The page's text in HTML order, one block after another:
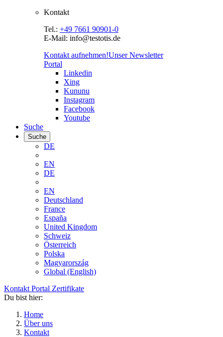
Kontakt
Tel.: +49 7661 90901-0
E-Mail: info@testotis.de
Kontakt aufnehmen!Unser Newsletter
Portal
Linkedin
Xing
Kununu
Instagram
Facebook
Youtube
Suche
Suche
DE
EN
DE
EN
Deutschland
France
España
United Kingdom
Schweiz
Österreich
Polska
Magyarország
Global (English)
Kontakt Portal Zertifikate
Du bist hier:
Home
Über uns
Kontakt